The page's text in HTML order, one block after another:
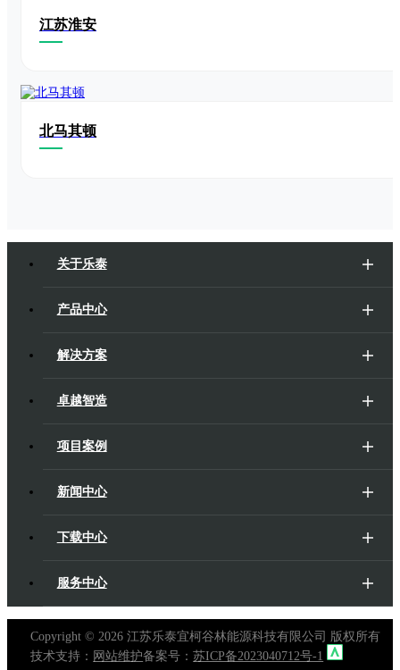
江苏淮安
北马其顿
关于乐泰
产品中心
解决方案
卓越智造
项目案例
新闻中心
下载中心
服务中心
Copyright ©2026 江苏乐泰宜柯谷林能源科技有限公司 版权所有
技术支持： 网站维护备案号：苏ICP备2023040712号-1